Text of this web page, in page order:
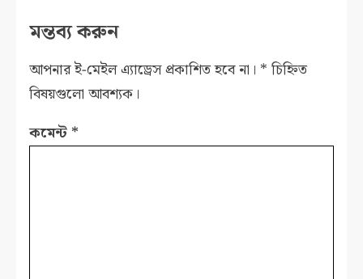
মন্তব্য করুন
আপনার ই-মেইল এ্যাড্রেস প্রকাশিত হবে না। * চিহ্নিত
বিষয়গুলো আবশ্যক।
কমেন্ট *